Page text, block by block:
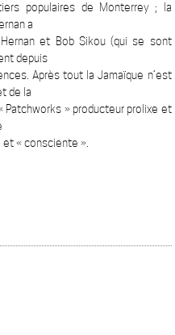
populaires de Monterrey ; la
a
et Bob Sikou (qui se sont
depuis
Après tout la Jamaïque n’est
de la
Patchworks » producteur prolixe et
et « consciente ».